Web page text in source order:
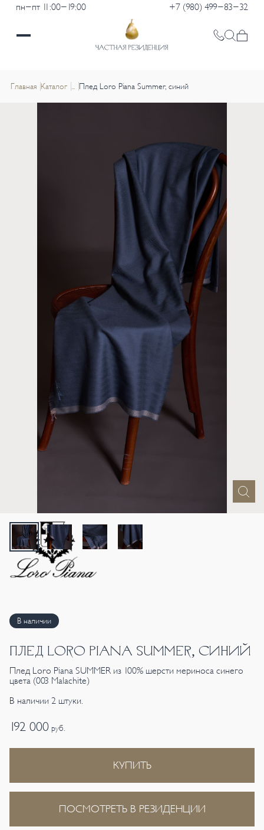
пн-пт 11:00-19:00 +7 (980) 499-83-32
Главная Каталог ... Плед Loro Piana Summer, синий
В наличии
ПЛЕД LORO PIANA SUMMER, СИНИЙ
Плед Loro Piana SUMMER из 100% шерсти мериноса синего
цвета (003 Malachite)
В наличии 2 штуки.
192 000 руб.
КУПИТЬ
ПОСМОТРЕТЬ В РЕЗИДЕНЦИИ